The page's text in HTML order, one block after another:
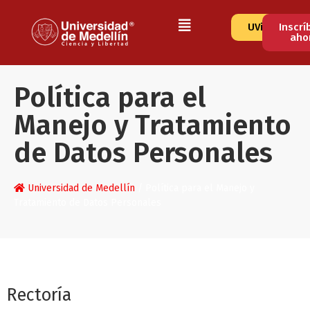
UVirtual
Política para el
Manejo y Tratamiento
de Datos Personales
Universidad de Medellín
Rectoría